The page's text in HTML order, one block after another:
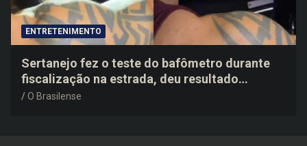
ENTRETENIMENTO
Sertanejo fez o teste do bafômetro durante
fiscalização na estrada, deu resultado
negativo e elogiou o trabalho dos agentes de
O Brasilense